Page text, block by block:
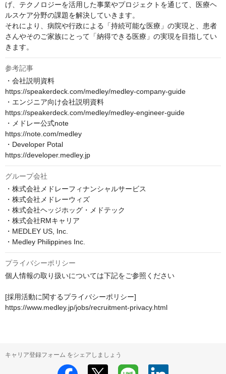
げ、テクノロジーを活用した事業やプロジェクトを通じて、医療ヘ
ルスケア分野の課題を解決していきます。
それにより、病院や行政による「持続可能な医療」の実現と、患者
さんやそのご家族にとって「納得できる医療」の実現を目指してい
きます。
参考記事
・会社説明資料
https://speakerdeck.com/medley/medley-company-guide
・エンジニア向け会社説明資料
https://speakerdeck.com/medley/medley-engineer-guide
・メドレー公式note
https://note.com/medley
・Developer Potal
https://developer.medley.jp
グループ会社
・株式会社メドレーフィナンシャルサービス
・株式会社メドレーウィズ
・株式会社ヘッジホッグ・メドテック
・株式会社RMキャリア
・MEDLEY US, Inc.
・Medley Philippines Inc.
プライバシーポリシー
個人情報の取り扱いについては下記をご参照ください
[採用活動に関するプライバシーポリシー]
https://www.medley.jp/jobs/recruitment-privacy.html
キャリア登録フォーム をシェアしましょう